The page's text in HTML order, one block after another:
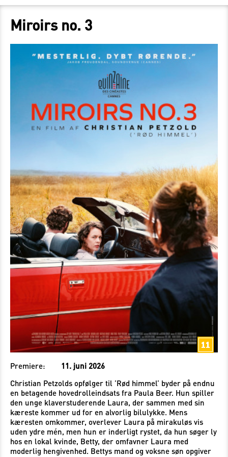
Miroirs no. 3
Premiere:
11. juni 2026
Christian Petzolds opfølger til ’Rød himmel’ byder på endnu
en betagende hovedrolleindsats fra Paula Beer. Hun spiller
den unge klaverstuderende Laura, der sammen med sin
kæreste kommer ud for en alvorlig bilulykke. Mens
kæresten omkommer, overlever Laura på mirakuløs vis
uden ydre mén, men hun er inderligt rystet, da hun søger ly
hos en lokal kvinde, Betty, der omfavner Laura med
moderlig hengivenhed. Bettys mand og voksne søn opgiver